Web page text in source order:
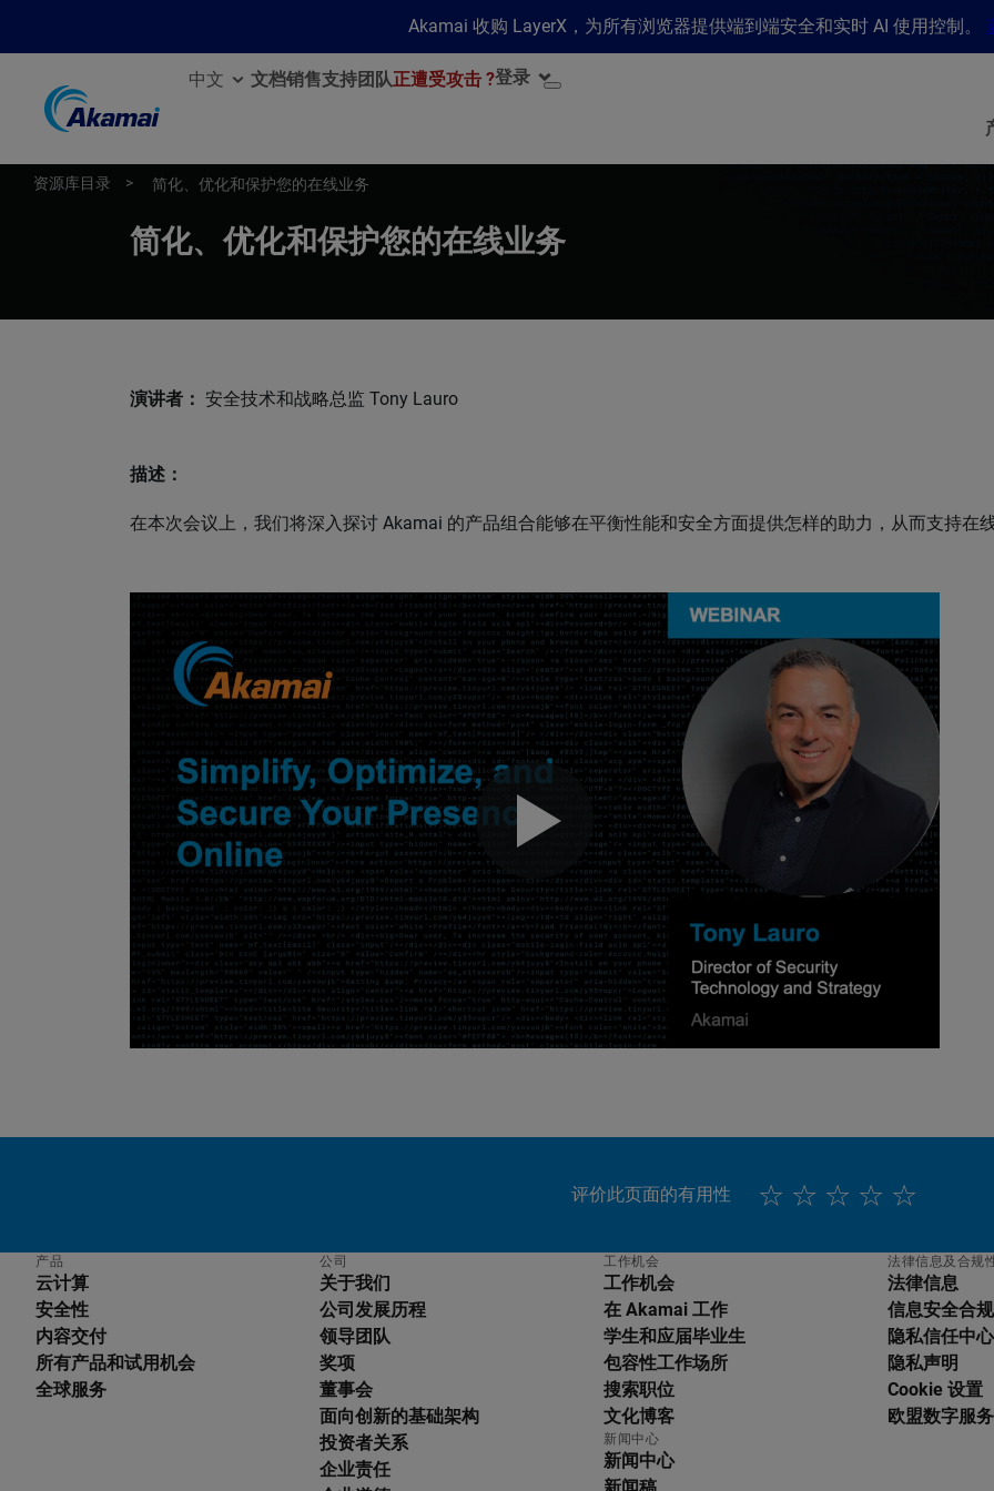
Akamai 收购 LayerX，为所有浏览器提供端到端安全和实时 AI 使用控制。
中文 文档销售支持团队正遭受攻击 ?登录
资源库目录 简化、优化和保护您的在线业务
简化、优化和保护您的在线业务
演讲者： 安全技术和战略总监 Tony Lauro
描述：
在本次会议上，我们将深入探讨 Akamai 的产品组合能够在平衡性能和安全方面提供怎样的助力，从而支持在
评价此页面的有用性
产品
云计算
安全性
内容交付
所有产品和试用机会
全球服务
公司
关于我们
公司发展历程
领导团队
奖项
董事会
面向创新的基础架构
投资者关系
企业责任
工作机会
工作机会
在 Akamai 工作
学生和应届毕业生
包容性工作场所
搜索职位
文化博客
新闻中心
新闻中心
法律信息及合规
法律信息
信息安全合规
隐私信任中心
隐私声明
Cookie 设置
欧盟数字服
Deutsch
Español